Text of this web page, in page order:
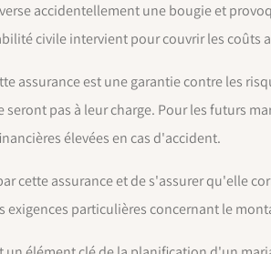
accidentellement une bougie et
civile intervient pour couvrir les coûts
assurance est une garantie contre les
pas à leur charge. Pour les futurs
élevées en cas d'accident.
cette assurance et de s'assurer qu'elle
particulières concernant le